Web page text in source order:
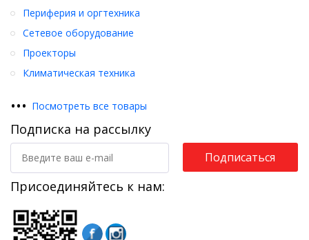
Периферия и оргтехника
Сетевое оборудование
Проекторы
Климатическая техника
••• Посмотреть все товары
Подписка на рассылку
Подписаться
Присоединяйтесь к нам: